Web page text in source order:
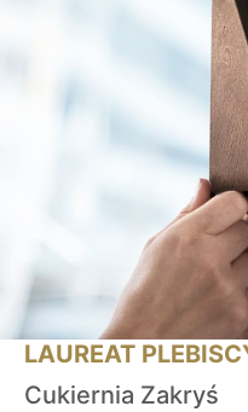
LAUREAT
Cukiernia Zakryś